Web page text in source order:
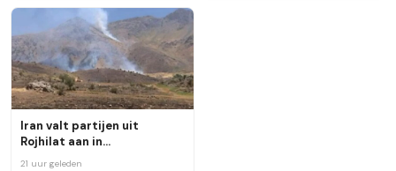
Iran valt partijen uit
Rojhilat aan in
Sulaymaniyah
21 uur geleden